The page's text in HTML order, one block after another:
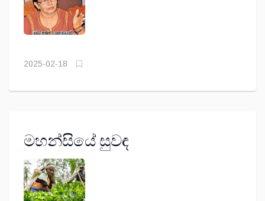
2025-02-18
මහන්සියේ සුවඳ